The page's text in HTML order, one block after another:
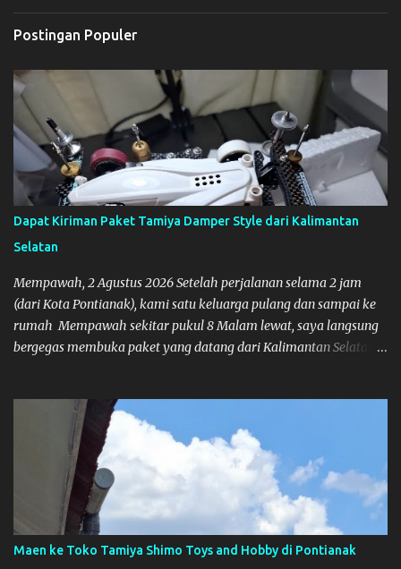
Postingan Populer
Dapat Kiriman Paket Tamiya Damper Style dari Kalimantan
Selatan
Mempawah, 2 Agustus 2026 Setelah perjalanan selama 2 jam
(dari Kota Pontianak), kami satu keluarga pulang dan sampai ke
rumah Mempawah sekitar pukul 8 Malam lewat, saya langsung
bergegas membuka paket yang datang dari Kalimantan Selatan.
Maen ke Toko Tamiya Shimo Toys and Hobby di Pontianak